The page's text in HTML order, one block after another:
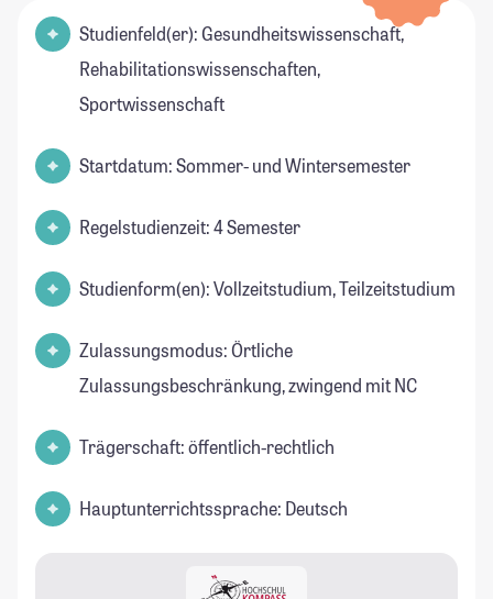
Studienfeld(er): Gesundheitswissenschaft,
Rehabilitationswissenschaften,
Sportwissenschaft
Startdatum: Sommer- und Wintersemester
Regelstudienzeit: 4 Semester
Studienform(en): Vollzeitstudium, Teilzeitstudium
Zulassungsmodus: Örtliche
Zulassungsbeschränkung, zwingend mit NC
Trägerschaft: öffentlich-rechtlich
Hauptunterrichtssprache: Deutsch